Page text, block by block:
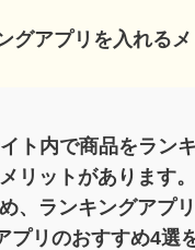
グアプリを入れるメ
ト内で商品をラン
リットがありま
、ランキングアプ
リのおすすめ4選